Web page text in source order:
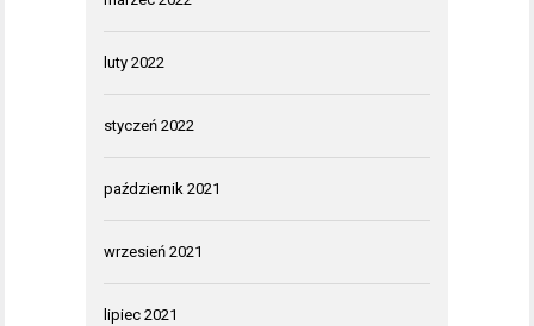
luty 2022
styczeń 2022
październik 2021
wrzesień 2021
lipiec 2021